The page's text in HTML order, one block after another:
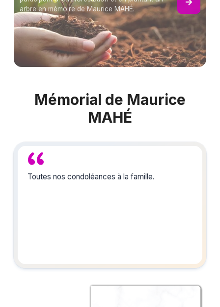
arbre en mémoire de Maurice MAHÉ.
Mémorial de Maurice
MAHÉ
Toutes nos condoléances à la famille.